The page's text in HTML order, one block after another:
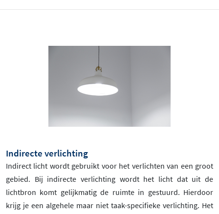
Indirecte verlichting
Indirect licht wordt gebruikt voor het verlichten van een groot
gebied. Bij indirecte verlichting wordt het licht dat uit de
lichtbron komt gelijkmatig de ruimte in gestuurd. Hierdoor
krijg je een algehele maar niet taak-specifieke verlichting. Het